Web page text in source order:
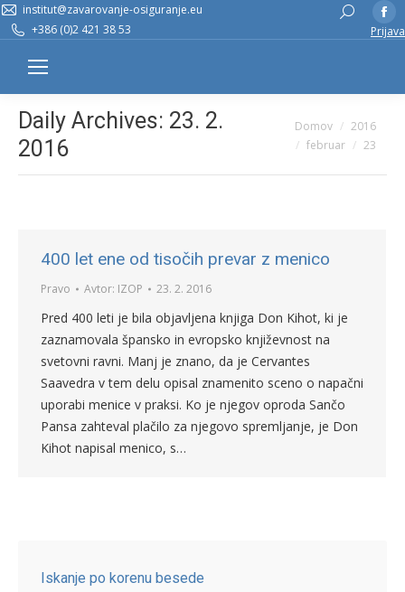
institut@zavarovanje-osiguranje.eu
+386 (0)2 421 38 53
Search:
Prijava
Daily Archives: 23. 2.
2016
You are here:Domov
2016
februar
23
400 let ene od tisočih prevar z menico
Pravo Avtor: IZOP 23. 2. 2016
Pred 400 leti je bila objavljena knjiga Don Kihot, ki je
zaznamovala špansko in evropsko književnost na
svetovni ravni. Manj je znano, da je Cervantes
Saavedra v tem delu opisal znamenito sceno o napačni
uporabi menice v praksi. Ko je njegov oproda Sančo
Pansa zahteval plačilo za njegovo spremljanje, je Don
Kihot napisal menico, s…
Iskanje po korenu besede